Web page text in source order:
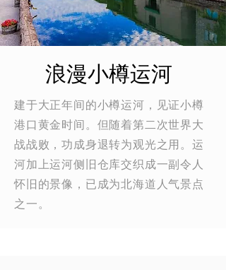
浪漫小樽运河
建于大正年间的小樽运河，见证小樽
港口黄金时间。但随着第二次世界大
战战败，功成身退转为观光之用。运
河加上运河侧旧仓库交织成一副令人
怀旧的景像，已成为北海道人气景点
之一。